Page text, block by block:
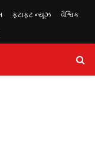
ફટાફટ ન્યૂઝ વૈશ્વિક